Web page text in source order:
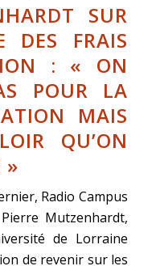
SUR
DES FRAIS
: « ON
POUR LA
MAIS
QU’ON
»
Radio Campus
Mutzenhardt,
de Lorraine
de revenir sur les